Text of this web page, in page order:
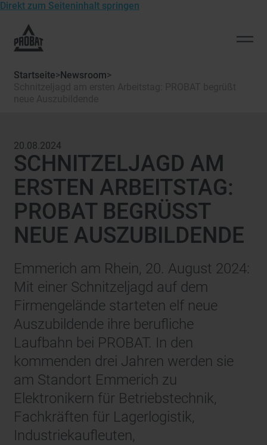
Direkt zum Seiteninhalt springen
von
Startseite>Newsroom>
20.08.2024
SCHNITZELJAGD AM
ERSTEN ARBEITSTAG:
PROBAT BEGRÜSST N
EUE AUSZUBILDENDE
Emmerich am Rhein, 20. August 2024:
Mit einer Schnitzeljagd auf dem
Firmengelände starteten elf neue
Auszubildende ihre berufliche
Laufbahn bei PROBAT. In den
kommenden drei Jahren werden sie
am Standort Emmerich zu
Elektronikern für Betriebstechnik,
Fachkräften für Lagerlogistik,
Industriekaufleuten,